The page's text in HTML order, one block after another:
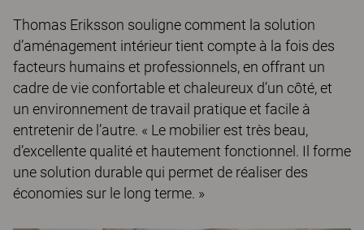
Thomas Eriksson souligne comment la solution
d’aménagement intérieur tient compte à la fois des
facteurs humains et professionnels, en offrant un
cadre de vie confortable et chaleureux d’un côté, et
un environnement de travail pratique et facile à
entretenir de l’autre. « Le mobilier est très beau,
d’excellente qualité et hautement fonctionnel. Il forme
une solution durable qui permet de réaliser des
économies sur le long terme. »